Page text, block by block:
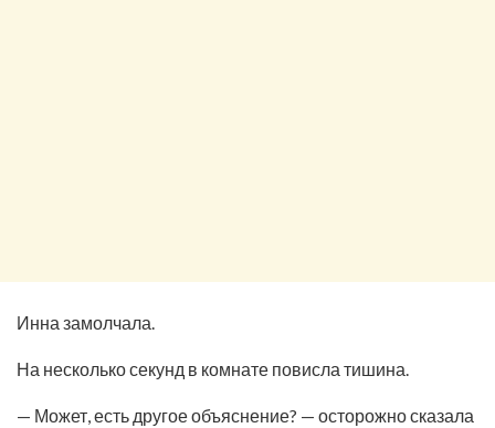
Инна замолчала.
На несколько секунд в комнате повисла тишина.
— Может, есть другое объяснение? — осторожно сказала